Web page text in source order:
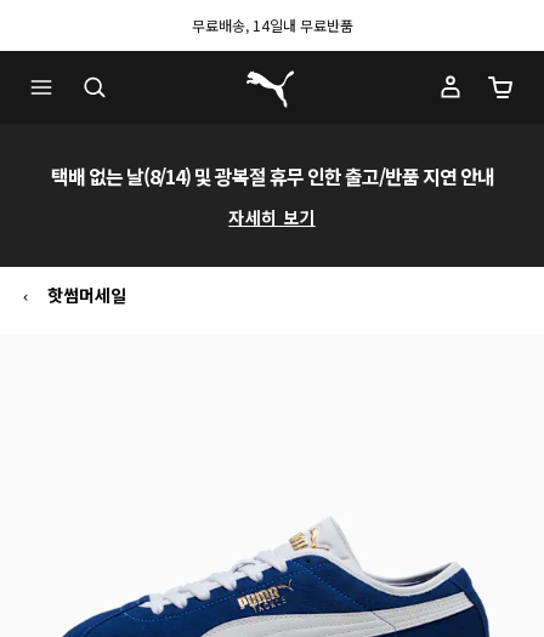
무료배송, 14일내 무료반품
푸마 홈
장바
택배 없는 날(8/14) 및 광복절 휴무 인한 출고/반품 지연 안내
자세히 보기
핫썸머세일